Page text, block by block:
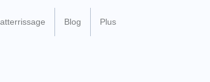
Blog Plus